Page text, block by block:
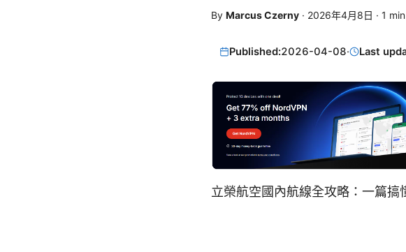
By Marcus Czerny · 2026年4月8日 · 1 min
Published:2026-04-08· Last
立榮航空國內航線全攻略：一篇